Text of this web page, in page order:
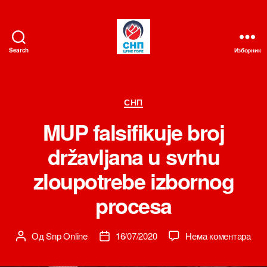
Search Изборник
Категорије
СНП
MUP falsifikuje broj
državljana u svrhu
zloupotrebe izbornog
procesa
Аутор
ОдSnp Online
Датум16/07/2020 Нема коментарана